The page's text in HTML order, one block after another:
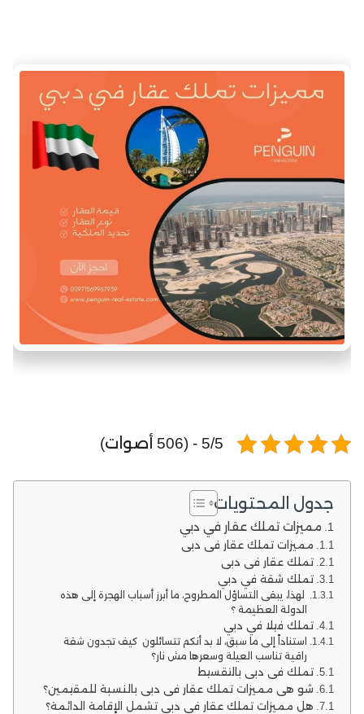
5/5 - (506 أصوات)
جدول المحتويات
مميزات تملك عقار في دبي
مميزات تملك عقار في دبي
تملك عقار في دبي
تملك شقة في دبي
لهذا، يبقى التساؤل المطروح، ما أبرز أسباب الهجرة إلى هذه
الدولة العظيمة ؟
تملك فيلا في دبي
استناداً إلى ما سبق، لا بد أنكم تتسائلون كيف تجدون شقة
راقية تناسب العيلة وسعرها مش نار؟
تملك في دبي بالتقسيط
شو هي مميزات تملك عقار في دبي بالنسبة للمقيمين؟
هل مميزات تملك عقار في دبي تشمل الإقامة الدائمة؟